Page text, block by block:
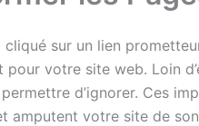
cliqué sur un lien
pour votre site web. Loin
d’ignorer. Ces
amputent votre site de